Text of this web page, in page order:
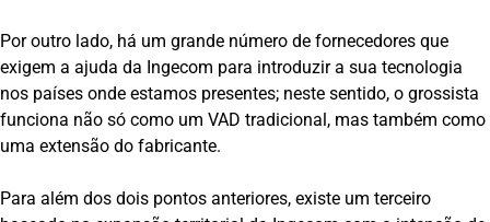
Por outro lado, há um grande número de fornecedores que
exigem a ajuda da Ingecom para introduzir a sua tecnologia
nos países onde estamos presentes; neste sentido, o grossista
funciona não só como um VAD tradicional, mas também como
uma extensão do fabricante.
Para além dos dois pontos anteriores, existe um terceiro